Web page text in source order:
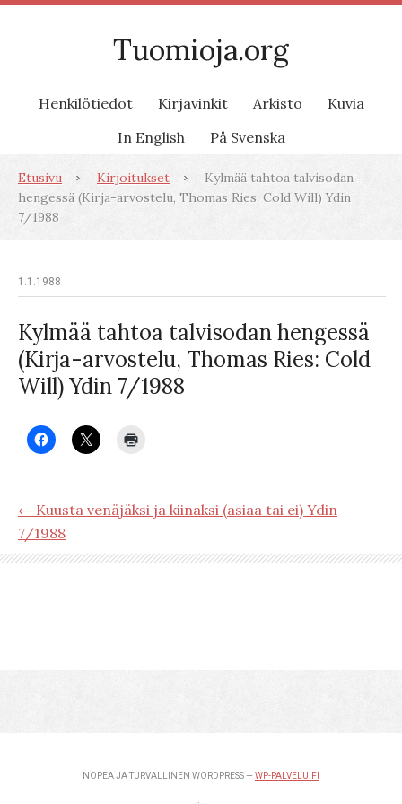
Tuomioja.org
Henkilötiedot Kirjavinkit Arkisto
Kuvia
In English
På Svenska
Etusivu Kirjoitukset
Kylmää tahtoa talvisodan
hengessä (Kirja-arvostelu, Thomas Ries: Cold Will) Ydin
7/1988
1.1.1988
Kylmää tahtoa talvisodan hengessä
(Kirja-arvostelu, Thomas Ries: Cold
Will) Ydin 7/1988
← Kuusta venäjäksi ja kiinaksi (asiaa tai ei) Ydin
7/1988
NOPEA JA TURVALLINEN WORDPRESS — WP-PALVELU.FI